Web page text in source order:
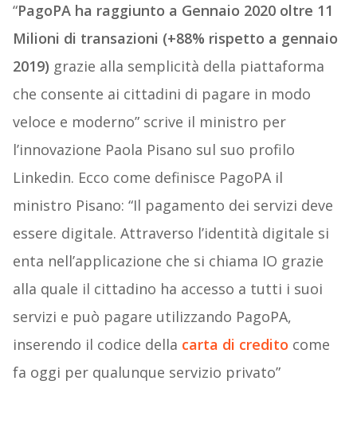
“PagoPA ha raggiunto a Gennaio 2020 oltre 11
Milioni di transazioni (+88% rispetto a gennaio
2019) grazie alla semplicità della piattaforma
che consente ai cittadini di pagare in modo
veloce e moderno” scrive il ministro per
l’innovazione Paola Pisano sul suo profilo
Linkedin. Ecco come definisce PagoPA il
ministro Pisano: “Il pagamento dei servizi deve
essere digitale. Attraverso l’identità digitale si
enta nell’applicazione che si chiama IO grazie
alla quale il cittadino ha accesso a tutti i suoi
servizi e può pagare utilizzando PagoPA,
inserendo il codice della carta di credito come
fa oggi per qualunque servizio privato”